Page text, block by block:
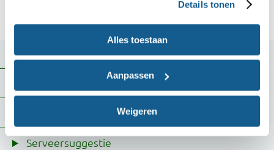
Details tonen
Alles toestaan
Aanpassen
Weigeren
Ingrediënten
Aardbei-aroma of aardbeiensmaak
Serveersuggestie